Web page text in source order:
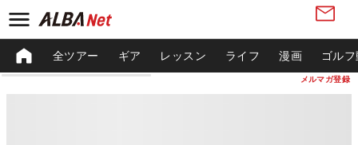
メルマガ登録
全ツアー ギア レッスン ライフ 漫画 ゴル